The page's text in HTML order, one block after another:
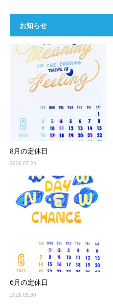
お知らせ
8月の定休日
2026.07.24
6月の定休日
2026.05.30